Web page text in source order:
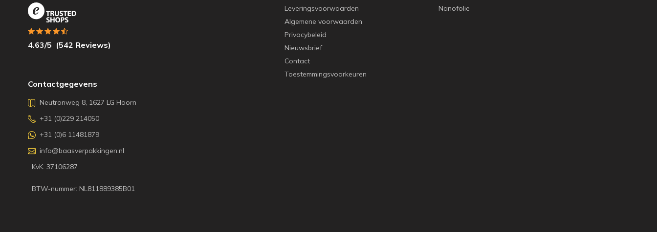
Leveringsvoorwaarden
Algemene voorwaarden
Privacybeleid
Nieuwsbrief
Contact
Toestemmingsvoorkeuren
Nanofolie
Contactgegevens
Neutronweg 8, 1627 LG Hoorn
+31 (0)229 214050
+31 (0)6 11481879
info@baasverpakkingen.nl
KvK: 37106287
BTW-nummer: NL811889385B01
4.63/5 (542 Reviews)